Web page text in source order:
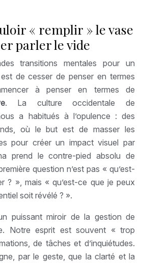
« remplir » le vase
parler le vide
transitions mentales pour un
de cesser de penser en termes
à penser en termes de
. La culture occidentale de
a habitués à l’opulence : des
où le but est de masser les
pour créer un impact visuel par
prend le contre-pied absolu de
question n’est pas « qu’est-
? », mais « qu’est-ce que je peux
soit révélé ? ».
puissant miroir de la gestion de
Notre esprit est souvent « trop
de tâches et d’inquiétudes.
par le geste, que la clarté et la